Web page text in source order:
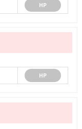
HP
HP